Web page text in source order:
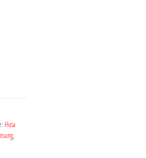
Husa
,